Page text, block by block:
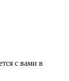
с вами в